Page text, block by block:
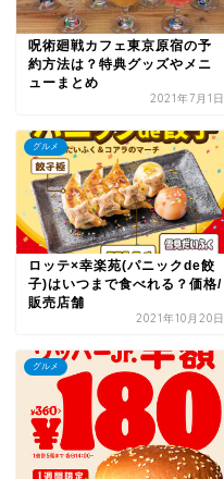
呪術廻戦カフェ東京原宿の予
約方法は？特典グッズやメニ
ューまとめ
2021年7月1日
グルメ
ロッテ×幸楽苑(パニックde餃
子)はいつまで食べれる？価格/
販売店舗
2021年10月20日
グルメ